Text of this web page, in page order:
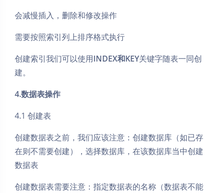
会减慢插入，删除和修改操作
需要按照索引列上排序格式执行
创建索引我们可以使用INDEX和KEY关键字随表一同创
建。
4.数据表操作
4.1 创建表
创建数据表之前，我们应该注意：创建数据库（如已存
在则不需要创建），选择数据库，在该数据库当中创建
数据表
创建数据表需要注意：指定数据表的名称（数据表不能